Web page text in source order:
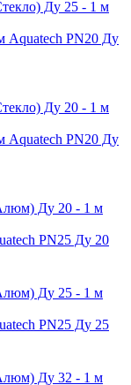
Aquatech PN20 Ду
Aquatech PN20 Ду
PN25 Ду 20
PN25 Ду 25